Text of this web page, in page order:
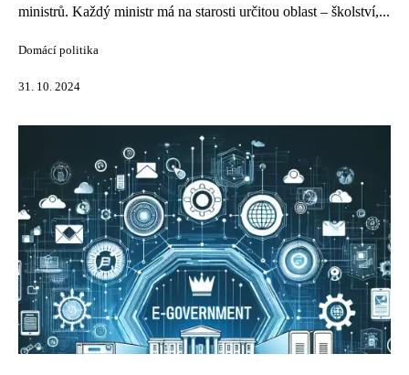
ministrů. Každý ministr má na starosti určitou oblast – školství,...
Domácí politika
31. 10. 2024